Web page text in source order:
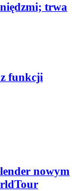
trwa
z funkcji
nowym